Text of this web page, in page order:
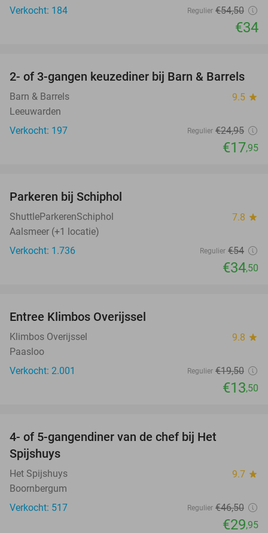
Verkocht: 184
Regulier €54,50
€34
28%
2- of 3-gangen keuzediner bij Barn & Barrels
Barn & Barrels 9.5 star
Leeuwarden
Verkocht: 197
Regulier €24,95
€17,95
Parkeren bij Schiphol
ShuttleParkerenSchiphol 7.8 star
Aalsmeer (+1 locatie)
Verkocht: 1.736
Regulier €54
€34,50
Entree Klimbos Overijssel
Klimbos Overijssel 9.8 star
Paasloo
Verkocht: 2.001
Regulier €19,50
€13,50
4- of 5-gangendiner van de chef bij Het
Spijshuys
Het Spijshuys 9.7 star
Boornbergum
Verkocht: 517
Regulier €46,50
€29,95